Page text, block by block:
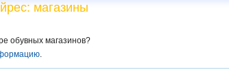
магазины
обувных магазинов?
.